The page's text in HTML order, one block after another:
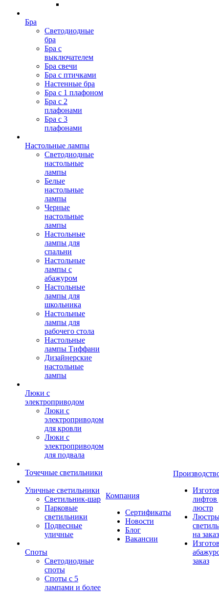
Бра
Светодиодные
бра
Бра с
выключателем
Бра свечи
Бра с птичками
Настенные бра
Бра с 1 плафоном
Бра с 2
плафонами
Бра с 3
плафонами
Настольные лампы
Светодиодные
настольные
лампы
Белые
настольные
лампы
Черные
настольные
лампы
Настольные
лампы для
спальни
Настольные
лампы с
абажуром
Настольные
лампы для
школьника
Настольные
лампы для
рабочего стола
Настольные
лампы Тиффани
Дизайнерские
настольные
лампы
Люки с
электроприводом
Люки с
электроприводом
для кровли
Люки с
электроприводом
для подвала
Точечные светильники
Уличные светильники
Светильник-шар
Парковые
светильники
Подвесные
уличные
Споты
Светодиодные
споты
Споты с 5
лампами и более
Компания
Сертификаты
Новости
Блог
Вакансии
лифтов
люстр
на заказ
заказ